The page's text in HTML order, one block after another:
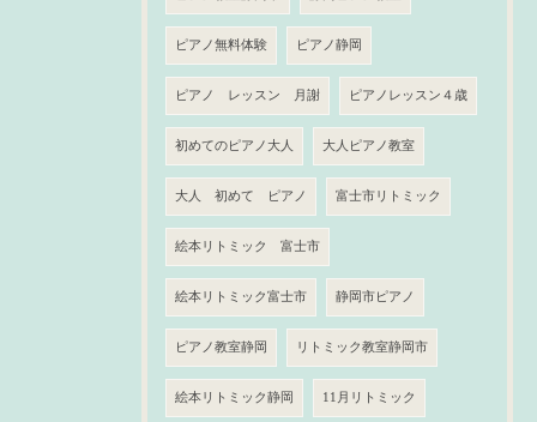
ピアノ無料体験 ピアノ静岡
ピアノ レッスン 月謝 ピアノレッスン４歳
初めてのピアノ大人 大人ピアノ教室
大人 初めて ピアノ 富士市リトミック
絵本リトミック 富士市
絵本リトミック富士市 静岡市ピアノ
ピアノ教室静岡 リトミック教室静岡市
絵本リトミック静岡 11月リトミック